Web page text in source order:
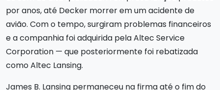
por anos, até Decker morrer em um acidente de
avião. Com o tempo, surgiram problemas financeiros
e a companhia foi adquirida pela Altec Service
Corporation — que posteriormente foi rebatizada
como Altec Lansing.
James B. Lansing permaneceu na firma até o fim do